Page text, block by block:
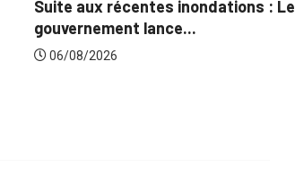
Suite aux récentes inondations : Le
gouvernement lance...
06/08/2026